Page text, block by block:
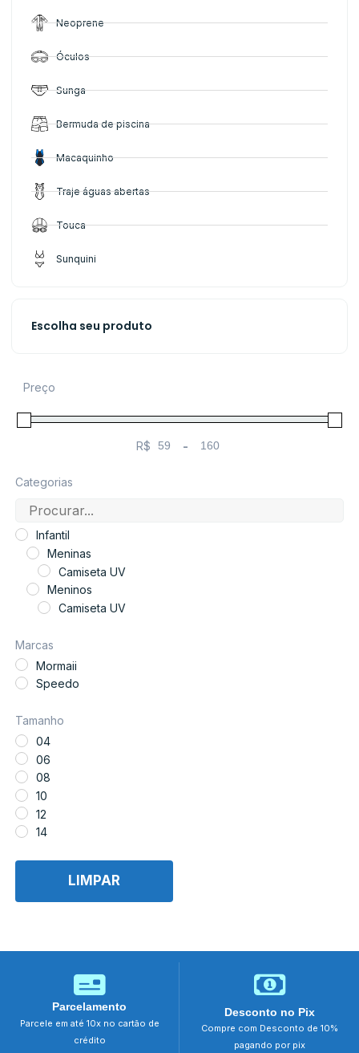
Neoprene
Óculos
Sunga
Bermuda de piscina
Macaquinho
Traje águas abertas
Touca
Sunquini
Escolha seu produto
Preço
R$
Minimum Price
-
Maximum Price
Categorias
Infantil
Meninas
Camiseta UV
Meninos
Camiseta UV
Marcas
Mormaii
Speedo
Tamanho
04
06
08
10
12
14
LIMPAR
Parcelamento
Parcele em até 10x no cartão de
crédito
Desconto no Pix
Compre com Desconto de 10%
pagando por pix